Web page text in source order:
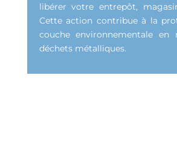
libérer votre entrepôt,
Cette action contribue à la
couche environnementale en
déchets métalliques.